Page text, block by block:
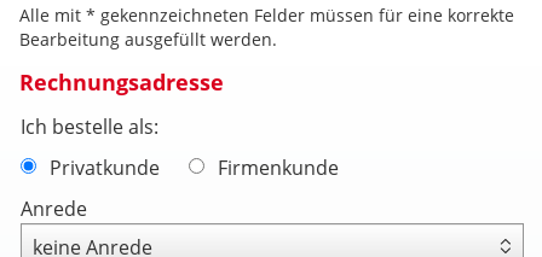
Alle mit * gekennzeichneten Felder müssen für eine korrekte
Bearbeitung ausgefüllt werden.
Rechnungsadresse
Ich bestelle als:
Privatkunde
Firmenkunde
Anrede